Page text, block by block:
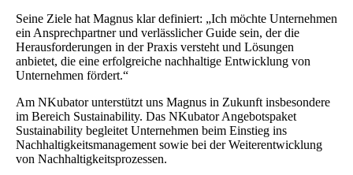
Seine Ziele hat Magnus klar definiert: „Ich möchte Unternehmen
ein Ansprechpartner und verlässlicher Guide sein, der die
Herausforderungen in der Praxis versteht und Lösungen
anbietet, die eine erfolgreiche nachhaltige Entwicklung von
Unternehmen fördert.“
Am NKubator unterstützt uns Magnus in Zukunft insbesondere
im Bereich Sustainability. Das NKubator Angebotspaket
Sustainability begleitet Unternehmen beim Einstieg ins
Nachhaltigkeitsmanagement sowie bei der Weiterentwicklung
von Nachhaltigkeitsprozessen.